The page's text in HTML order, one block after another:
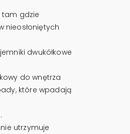
tam gdzie
nieosłoniętych
dwukółkowe
do wnętrza
które wpadają
utrzymuje